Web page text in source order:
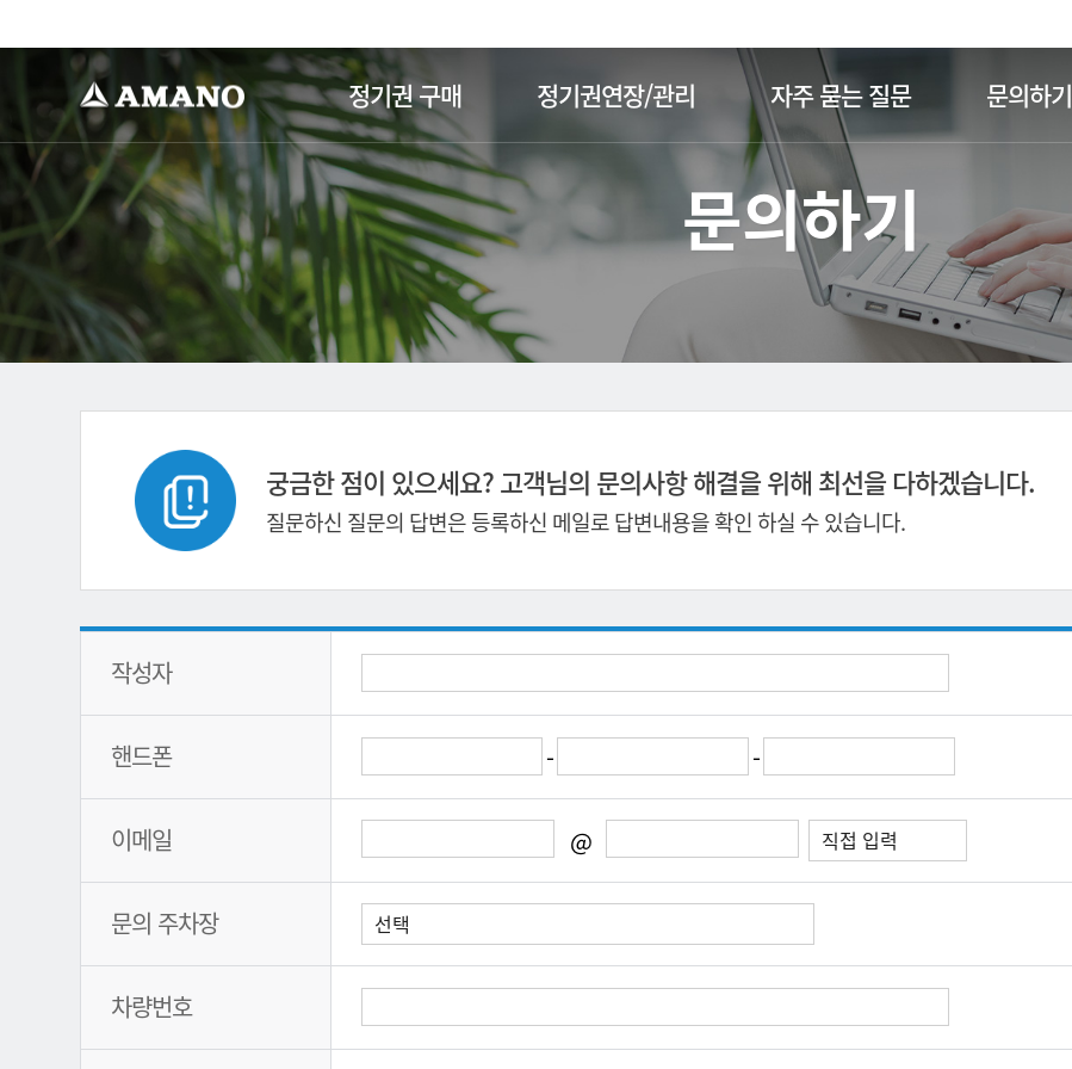
정기권 구매 정기권연장/관리 자주 묻는 질문 문의하기
문의하기
궁금한 점이 있으세요? 고객님의 문의사항 해결을 위해 최선을 다하겠습니다.
질문하신 질문의 답변은 등록하신 메일로 답변내용을 확인 하실 수 있습니다.
작성자
핸드폰 - -
이메일 @
문의 주차장
차량번호